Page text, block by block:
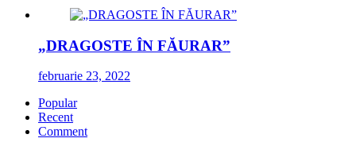
„DRAGOSTE ÎN FĂURAR”
februarie 23, 2022
Popular
Recent
Comment